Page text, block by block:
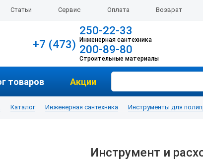
Статьи Сервис Оплата Возврат
+7 (473)
250-22-33
Инженерная сантехника
200-89-80
Строительные материалы
товаров Акции
Каталог Инженерная сантехника Инструменты для
Инструмент и